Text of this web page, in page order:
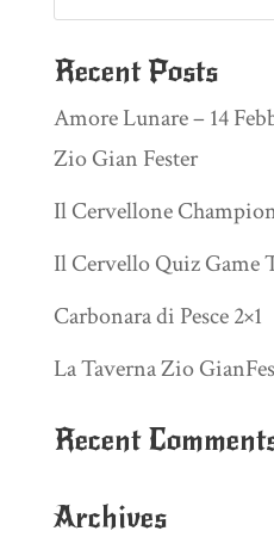
Recent Posts
Amore Lunare – 14
Zio Gian Fester
Il Cervellone
Il Cervello Quiz Game
Carbonara di Pesce 2×1
La Taverna Zio
Recent
Archives